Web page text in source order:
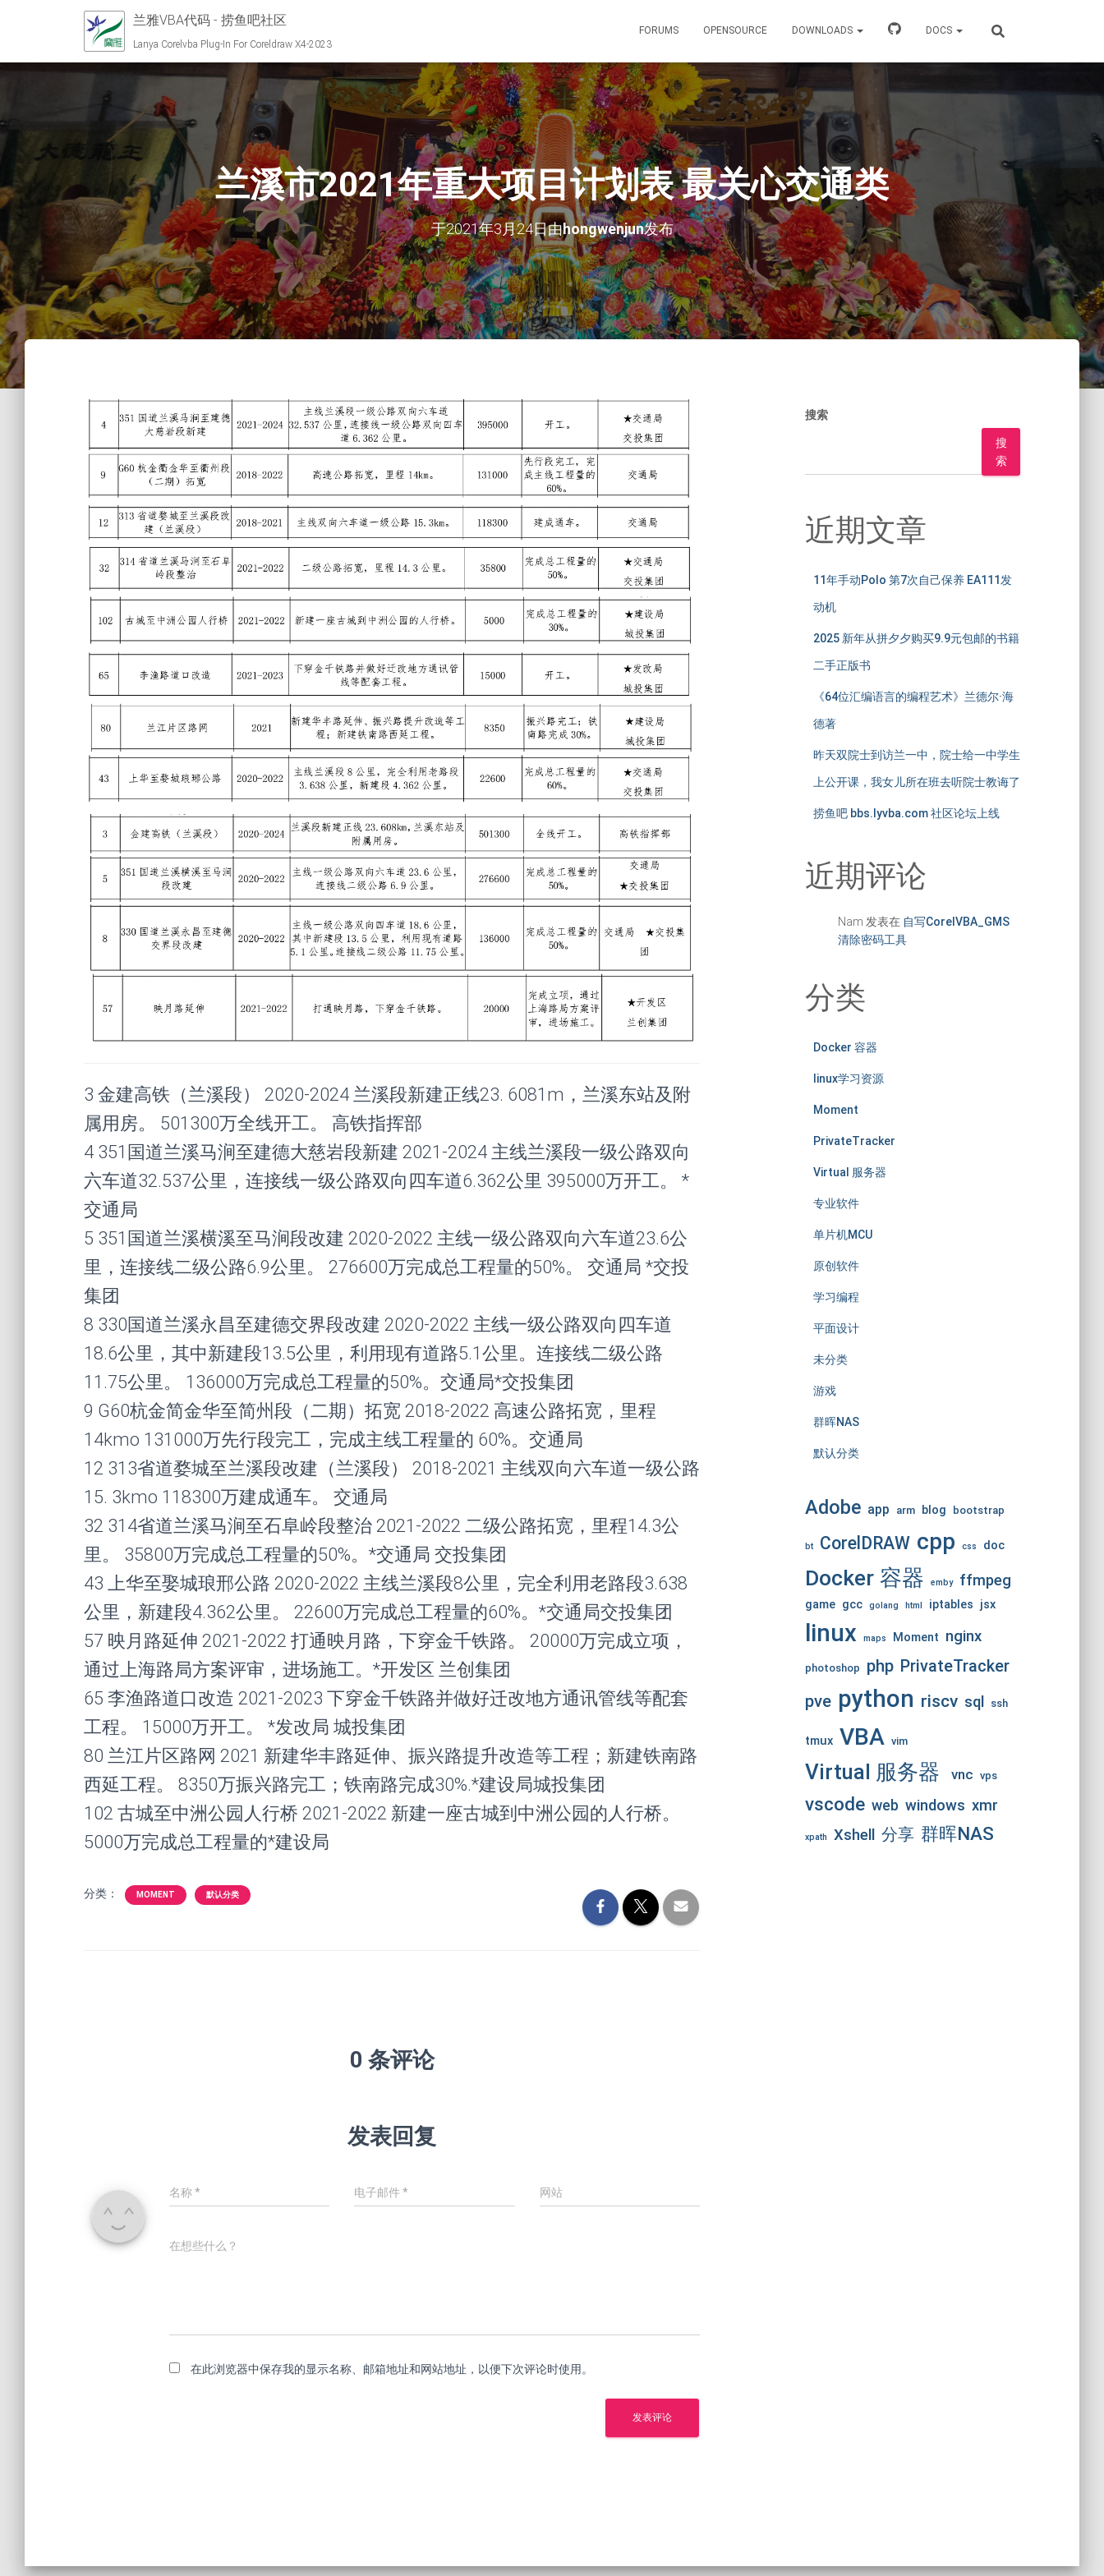
兰雅VBA代码 - 捞鱼吧社区
Lanya Corelvba Plug-In For Coreldraw X4-2023
FORUMS OPENSOURCE DOWNLOADS DOCS
兰溪市2021年重大项目计划表 最关心交通类
于2021年3月24日由hongwenjun发布
3 金建高铁（兰溪段） 2020-2024 兰溪段新建正线23. 6081m，兰溪东站及附
属用房。 501300万全线开工。 高铁指挥部
4 351国道兰溪马涧至建德大慈岩段新建 2021-2024 主线兰溪段一级公路双向
六车道32.537公里，连接线一级公路双向四车道6.362公里 395000万开工。 *
交通局
5 351国道兰溪横溪至马涧段改建 2020-2022 主线一级公路双向六车道23.6公
里，连接线二级公路6.9公里。 276600万完成总工程量的50%。 交通局 *交投
集团
8 330国道兰溪永昌至建德交界段改建 2020-2022 主线一级公路双向四车道
18.6公里，其中新建段13.5公里，利用现有道路5.1公里。连接线二级公路
11.75公里。 136000万完成总工程量的50%。交通局*交投集团
9 G60杭金简金华至简州段（二期）拓宽 2018-2022 高速公路拓宽，里程
14kmo 131000万先行段完工，完成主线工程量的 60%。交通局
12 313省道婺城至兰溪段改建（兰溪段） 2018-2021 主线双向六车道一级公路
15. 3kmo 118300万建成通车。 交通局
32 314省道兰溪马涧至石阜岭段整治 2021-2022 二级公路拓宽，里程14.3公
里。 35800万完成总工程量的50%。*交通局 交投集团
43 上华至娶城琅邢公路 2020-2022 主线兰溪段8公里，完全利用老路段3.638
公里，新建段4.362公里。 22600万完成总工程量的60%。*交通局交投集团
57 映月路延伸 2021-2022 打通映月路，下穿金千铁路。 20000万完成立项，
通过上海路局方案评审，进场施工。*开发区 兰创集团
65 李渔路道口改造 2021-2023 下穿金千铁路并做好迁改地方通讯管线等配套
工程。 15000万开工。 *发改局 城投集团
80 兰江片区路网 2021 新建华丰路延伸、振兴路提升改造等工程；新建铁南路
西延工程。 8350万振兴路完工；铁南路完成30%.*建设局城投集团
102 古城至中洲公园人行桥 2021-2022 新建一座古城到中洲公园的人行桥。
5000万完成总工程量的*建设局
分类： MOMENT 默认分类
0 条评论
发表回复
名称* 电子邮件* 网站
在想些什么？
在此浏览器中保存我的显示名称、邮箱地址和网站地址，以便下次评论时使用。
搜索
搜
索
近期文章
11年手动Polo 第7次自己保养 EA111发
动机
2025 新年从拼夕夕购买9.9元包邮的书籍
二手正版书
《64位汇编语言的编程艺术》兰德尔·海
德著
昨天双院士到访兰一中，院士给一中学生
上公开课，我女儿所在班去听院士教诲了
捞鱼吧 bbs.lyvba.com 社区论坛上线
近期评论
Nam 发表在 自写CorelVBA_GMS
清除密码工具
分类
Docker 容器
linux学习资源
Moment
PrivateTracker
Virtual 服务器
专业软件
单片机MCU
原创软件
学习编程
平面设计
未分类
游戏
群晖NAS
默认分类
Adobe app arm blog bootstrap
bt CorelDRAW cpp css doc
Docker 容器 emby ffmpeg
game gcc golang html iptables jsx
linux maps Moment nginx
photoshop php PrivateTracker
pve python riscv sql ssh
tmux VBA vim
Virtual 服务器 vnc vps
vscode web windows xmr
xpath Xshell 分享 群晖NAS